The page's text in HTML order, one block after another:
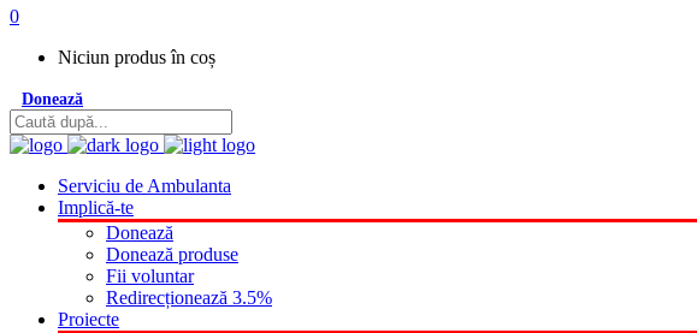
0
Niciun produs în coș
Donează
Serviciu de Ambulanta
Implică-te
Donează
Donează produse
Fii voluntar
Redirecționează 3.5%
Proiecte